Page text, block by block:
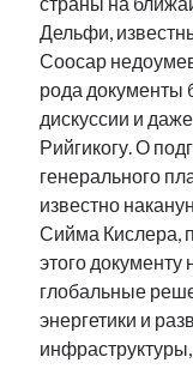
Дельфи,
Соосар
рода документы
дискуссии и
Рийгикогу. О
генерального
известно
Сийма Кислера,
этого документу
глобальные
энергетики и